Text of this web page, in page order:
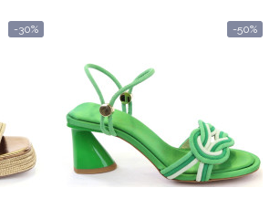
-30% -50%